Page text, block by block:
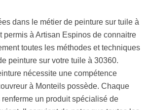
dans le métier de peinture sur tuile à
permis à Artisan Espinos de connaitre
toutes les méthodes et techniques
peinture sur votre tuile à 30360.
nécessite une compétence
à Monteils possède. Chaque
un produit spécialisé de